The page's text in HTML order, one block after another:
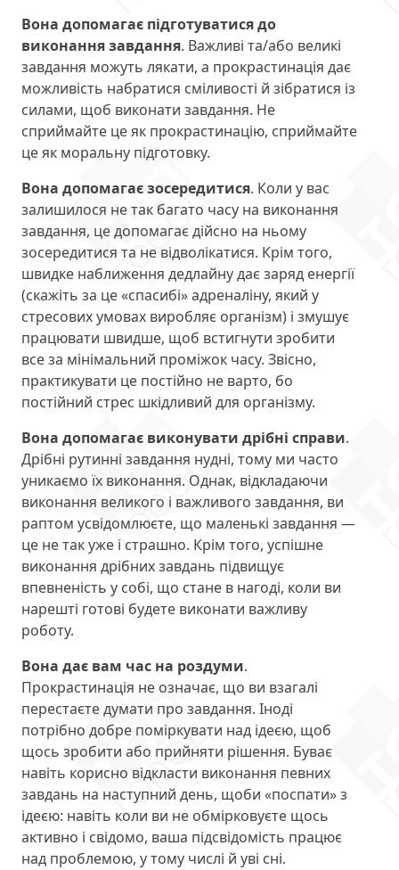
Вона допомагає підготуватися до
виконання завдання. Важливі та/або великі
завдання можуть лякати, а прокрастинація дає
можливість набратися сміливості й зібратися із
силами, щоб виконати завдання. Не
сприймайте це як прокрастинацію, сприймайте
це як моральну підготовку.
Вона допомагає зосередитися. Коли у вас
залишилося не так багато часу на виконання
завдання, це допомагає дійсно на ньому
зосередитися та не відволікатися. Крім того,
швидке наближення дедлайну дає заряд енергії
(скажіть за це «спасибі» адреналіну, який у
стресових умовах виробляє організм) і змушує
працювати швидше, щоб встигнути зробити
все за мінімальний проміжок часу. Звісно,
практикувати це постійно не варто, бо
постійний стрес шкідливий для організму.
Вона допомагає виконувати дрібні справи.
Дрібні рутинні завдання нудні, тому ми часто
уникаємо їх виконання. Однак, відкладаючи
виконання великого і важливого завдання, ви
раптом усвідомлюєте, що маленькі завдання —
це не так уже і страшно. Крім того, успішне
виконання дрібних завдань підвищує
впевненість у собі, що стане в нагоді, коли ви
нарешті готові будете виконати важливу
роботу.
Вона дає вам час на роздуми.
Прокрастинація не означає, що ви взагалі
перестаєте думати про завдання. Іноді
потрібно добре поміркувати над ідеєю, щоб
щось зробити або прийняти рішення. Буває
навіть корисно відкласти виконання певних
завдань на наступний день, щоби «поспати» з
ідеєю: навіть коли ви не обмірковуєте щось
активно і свідомо, ваша підсвідомість працює
над проблемою, у тому числі й уві сні.